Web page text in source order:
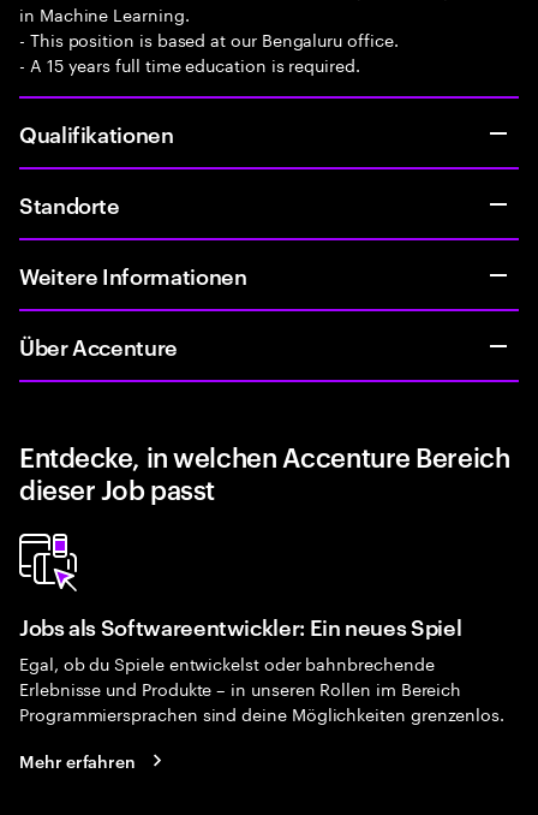
in Machine Learning.
- This position is based at our Bengaluru office.
- A 15 years full time education is required.
Qualifikationen
Standorte
Weitere Informationen
Über Accenture
Entdecke, in welchen Accenture Bereich
dieser Job passt
Jobs als Softwareentwickler: Ein neues Spiel
Egal, ob du Spiele entwickelst oder bahnbrechende
Erlebnisse und Produkte – in unseren Rollen im Bereich
Programmiersprachen sind deine Möglichkeiten grenzenlos.
Mehr erfahren